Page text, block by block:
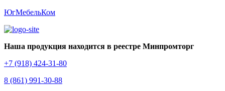
ЮгМебельКом
Наша продукция находится в реестре Минпромторг
+7 (918) 424-31-80
8 (861) 991-30-88